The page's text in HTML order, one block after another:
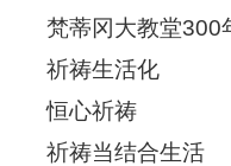
梵蒂冈大教堂300
祈祷生活化
恒心祈祷
祈祷当结合生活